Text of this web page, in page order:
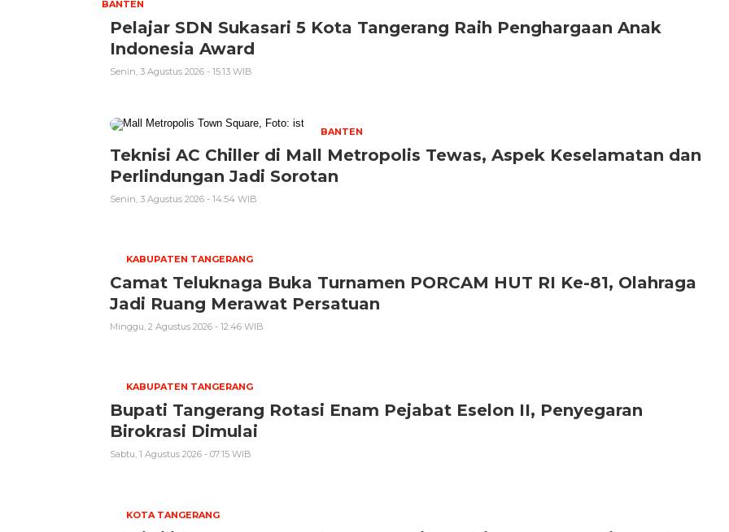
BANTEN
Pelajar SDN Sukasari 5 Kota Tangerang Raih Penghargaan Anak
Indonesia Award
Senin, 3 Agustus 2026 - 15:13 WIB
BANTEN
Teknisi AC Chiller di Mall Metropolis Tewas, Aspek Keselamatan dan
Perlindungan Jadi Sorotan
Senin, 3 Agustus 2026 - 14:54 WIB
KABUPATEN TANGERANG
Camat Teluknaga Buka Turnamen PORCAM HUT RI Ke-81, Olahraga
Jadi Ruang Merawat Persatuan
Minggu, 2 Agustus 2026 - 12:46 WIB
KABUPATEN TANGERANG
Bupati Tangerang Rotasi Enam Pejabat Eselon II, Penyegaran
Birokrasi Dimulai
Sabtu, 1 Agustus 2026 - 07:15 WIB
KOTA TANGERANG